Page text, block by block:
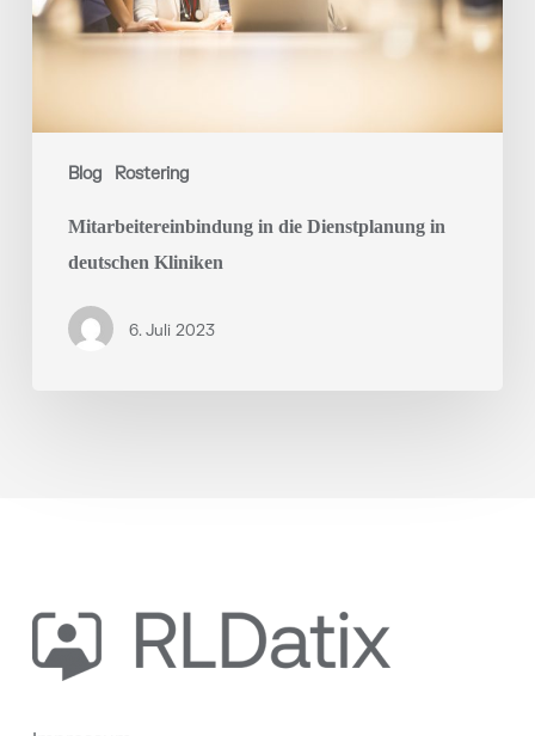
Blog Rostering
Mitarbeitereinbindung in die Dienstplanung in
deutschen Kliniken
6. Juli 2023